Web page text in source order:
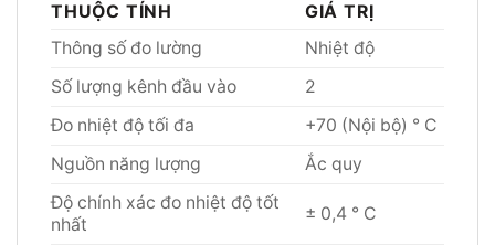
THUỘC TÍNH
GIÁ TRỊ
Thông số đo lường
Nhiệt độ
Số lượng kênh đầu vào
2
Đo nhiệt độ tối đa
+70 (Nội bộ) ° C
Nguồn năng lượng
Ắc quy
Độ chính xác đo nhiệt độ tốt
nhất
± 0,4 ° C